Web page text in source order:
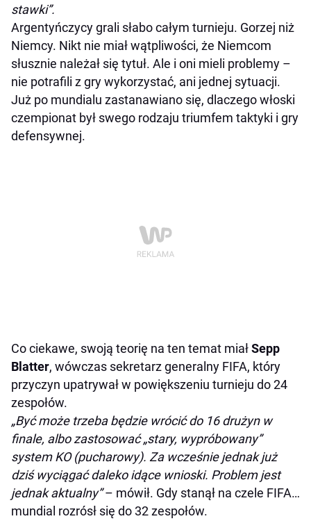
stawki”.
Argentyńczycy grali słabo całym turnieju. Gorzej niż
Niemcy. Nikt nie miał wątpliwości, że Niemcom
słusznie należał się tytuł. Ale i oni mieli problemy –
nie potrafili z gry wykorzystać, ani jednej sytuacji.
Już po mundialu zastanawiano się, dlaczego włoski
czempionat był swego rodzaju triumfem taktyki i gry
defensywnej.
Co ciekawe, swoją teorię na ten temat miałSepp
Blatter, wówczas sekretarz generalny FIFA, który
przyczyn upatrywał w powiększeniu turnieju do 24
zespołów.
„Być może trzeba będzie wrócić do 16 drużyn w
finale, albo zastosować „stary, wypróbowany”
system KO (pucharowy). Za wcześnie jednak już
dziś wyciągać daleko idące wnioski. Problem jest
jednak aktualny”– mówił. Gdy stanął na czele FIFA…
mundial rozrósł się do 32 zespołów.